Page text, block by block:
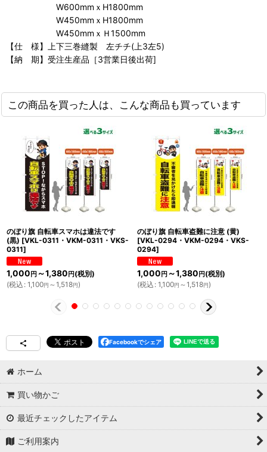
W600mmｘH1800mm
W450mmｘH1800mm
W450mmｘＨ1500mm
【仕 様】上下三巻縫製 左チチ(上3左5)
【納 期】受注生産品［3営業日後出荷]
この商品を買った人は、こんな商品も買っています
のぼり旗 自転車スマホは違法です
(黒) [VKL-0311・VKM-0311・VKS-
0311]
1,000 円 ～1,380 円 (税別)
(税込 : 1,100円 ～1,518円)
のぼり旗 自転車盗難に注意 (黄)
[VKL-0294・VKM-0294・VKS-
0294]
1,000 円 ～1,380 円 (税別)
(税込 : 1,100円 ～1,518円)
Facebookでシェア
ホーム
買い物かご
最近チェックしたアイテム
ご利用案内